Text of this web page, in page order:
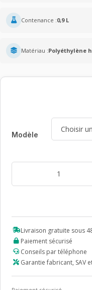
Contenance :0,9 L
Matériau :Polyéthylène
Modèle
Urinals
Livraison gratuite sous
Paiement sécurisé
Conseils par téléphone
Garantie fabricant, SAV